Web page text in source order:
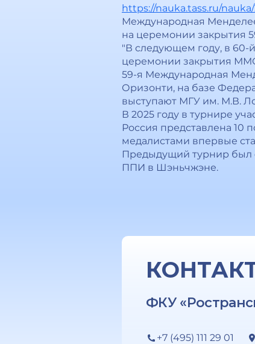
https://nauka.tass.ru/nauka/
Международная
на церемонии закрытия
"В следующем году, в 60-
церемонии закрытия
59-я Международная
Оризонти, на базе
выступают МГУ им. М.В.
В 2025 году в турнире
Россия представлена
медалистами впервые
Предыдущий турнир был
ППИ в Шэньчжэне.
ФКУ
+7 (495) 111 29 01